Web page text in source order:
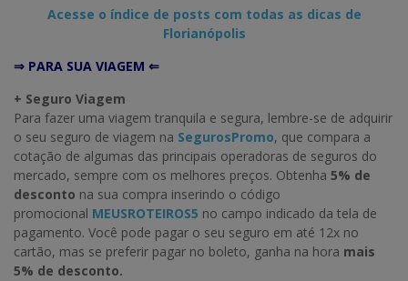
Acesse o índice de posts com todas as dicas de
Florianópolis
⇒ PARA SUA VIAGEM ⇐
+ Seguro Viagem
Para fazer uma viagem tranquila e segura, lembre-se de adquirir
o seu seguro de viagem na SegurosPromo, que compara a
cotação de algumas das principais operadoras de seguros do
mercado, sempre com os melhores preços. Obtenha 5% de
desconto na sua compra inserindo o código
promocional MEUSROTEIROS5 no campo indicado da tela de
pagamento. Você pode pagar o seu seguro em até 12x no
cartão, mas se preferir pagar no boleto, ganha na hora mais
5% de desconto.